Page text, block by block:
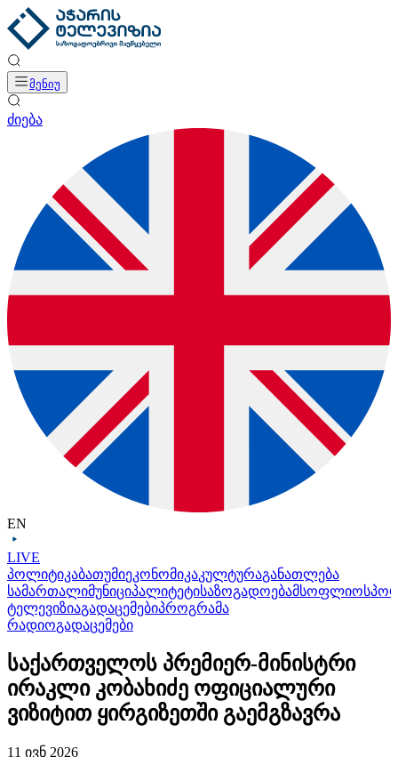
მენიუ
ძიება
EN
LIVE
პოლიტიკაბათუმიეკონომიკაკულტურაგანათლება
სამართალიმუნიციპალიტეტისაზოგადოებამსოფლიო
ტელევიზიაგადაცემებიპროგრამა
რადიოგადაცემები
საქართველოს პრემიერ-მინისტრი
ირაკლი კობახიძე ოფიციალური
ვიზიტით ყირგიზეთში გაემგზავრა
11 ივნ 2026